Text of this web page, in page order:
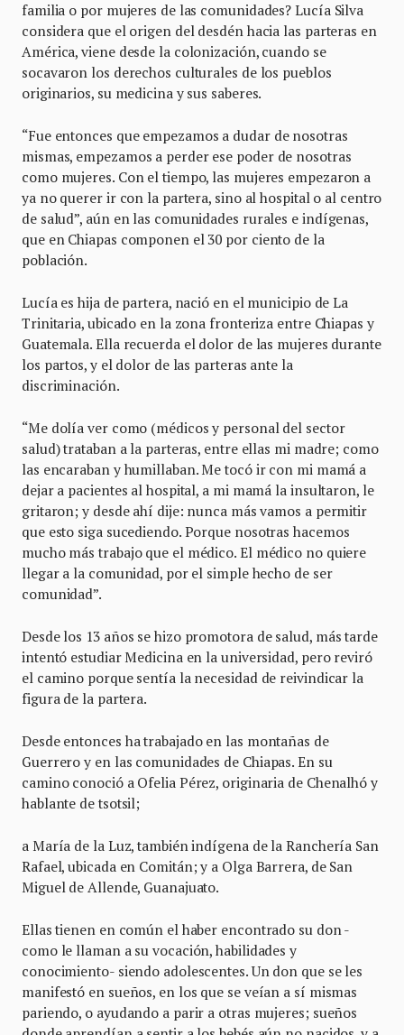
familia o por mujeres de las comunidades? Lucía Silva
considera que el origen del desdén hacia las parteras en
América, viene desde la colonización, cuando se
socavaron los derechos culturales de los pueblos
originarios, su medicina y sus saberes.
“Fue entonces que empezamos a dudar de nosotras
mismas, empezamos a perder ese poder de nosotras
como mujeres. Con el tiempo, las mujeres empezaron a
ya no querer ir con la partera, sino al hospital o al centro
de salud”, aún en las comunidades rurales e indígenas,
que en Chiapas componen el 30 por ciento de la
población.
Lucía es hija de partera, nació en el municipio de La
Trinitaria, ubicado en la zona fronteriza entre Chiapas y
Guatemala. Ella recuerda el dolor de las mujeres durante
los partos, y el dolor de las parteras ante la
discriminación.
“Me dolía ver como (médicos y personal del sector
salud) trataban a la parteras, entre ellas mi madre; como
las encaraban y humillaban. Me tocó ir con mi mamá a
dejar a pacientes al hospital, a mi mamá la insultaron, le
gritaron; y desde ahí dije: nunca más vamos a permitir
que esto siga sucediendo. Porque nosotras hacemos
mucho más trabajo que el médico. El médico no quiere
llegar a la comunidad, por el simple hecho de ser
comunidad”.
Desde los 13 años se hizo promotora de salud, más tarde
intentó estudiar Medicina en la universidad, pero reviró
el camino porque sentía la necesidad de reivindicar la
figura de la partera.
Desde entonces ha trabajado en las montañas de
Guerrero y en las comunidades de Chiapas. En su
camino conoció a Ofelia Pérez, originaria de Chenalhó y
hablante de tsotsil;
a María de la Luz, también indígena de la Ranchería San
Rafael, ubicada en Comitán; y a Olga Barrera, de San
Miguel de Allende, Guanajuato.
Ellas tienen en común el haber encontrado su don -
como le llaman a su vocación, habilidades y
conocimiento- siendo adolescentes. Un don que se les
manifestó en sueños, en los que se veían a sí mismas
pariendo, o ayudando a parir a otras mujeres; sueños